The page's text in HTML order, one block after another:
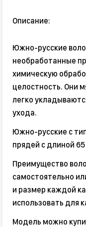
Описание:
Южно-русские
необработанные
химическую
целостность. Они
легко
ухода.
Южно-русские с
прядей с длиной
Преимущество
самостоятельно
и размер каждой
использовать для
Модель можно